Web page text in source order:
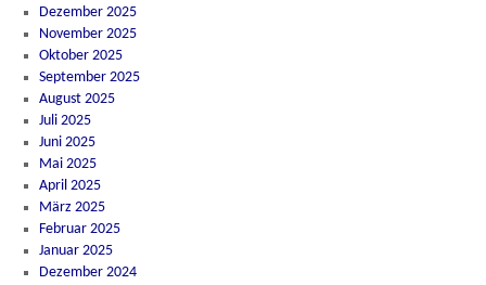
Dezember 2025
November 2025
Oktober 2025
September 2025
August 2025
Juli 2025
Juni 2025
Mai 2025
April 2025
März 2025
Februar 2025
Januar 2025
Dezember 2024